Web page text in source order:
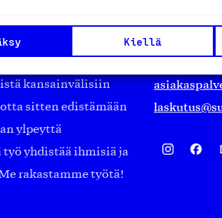
Kiellä
kansainvälisiin
sitten edistämään
ylpeyttä
työ yhdistää ihmisiä ja
rakastamme työtä!
00130